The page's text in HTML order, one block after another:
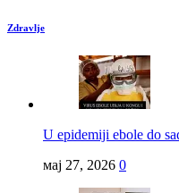
Zdravlje
U epidemiji ebole do
мај 27, 2026 0